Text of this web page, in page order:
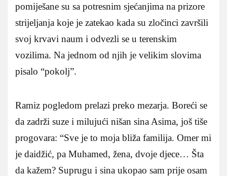
pomiješane su sa potresnim sjećanjima na prizore
strijeljanja koje je zatekao kada su zločinci završili
svoj krvavi naum i odvezli se u terenskim
vozilima. Na jednom od njih je velikim slovima
pisalo “pokolj”.
Ramiz pogledom prelazi preko mezarja. Boreći se
da zadrži suze i milujući nišan sina Asima, još tiše
progovara: “Sve je to moja bliža familija. Omer mi
je daidžić, pa Muhamed, žena, dvoje djece… Šta
da kažem? Suprugu i sina ukopao sam prije osam